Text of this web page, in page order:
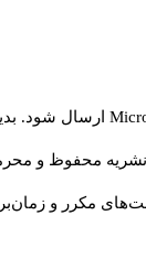
ارسال شود.
محفوظ و
مکرر و